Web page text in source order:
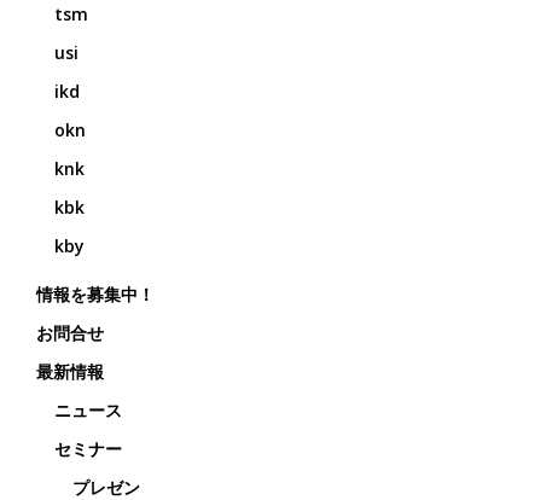
tsm
usi
ikd
okn
knk
kbk
kby
情報を募集中！
お問合せ
最新情報
ニュース
セミナー
プレゼン